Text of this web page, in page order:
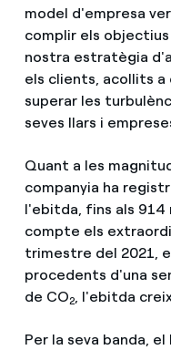
model d'empresa
complir els
nostra estratègia
els clients, acollits
superar les
seves llars i
Quant a les
companyia ha
l'ebitda, fins als 914
compte els
trimestre del 2021,
procedents d'una
de CO2, l'ebitda
Per la seva banda,